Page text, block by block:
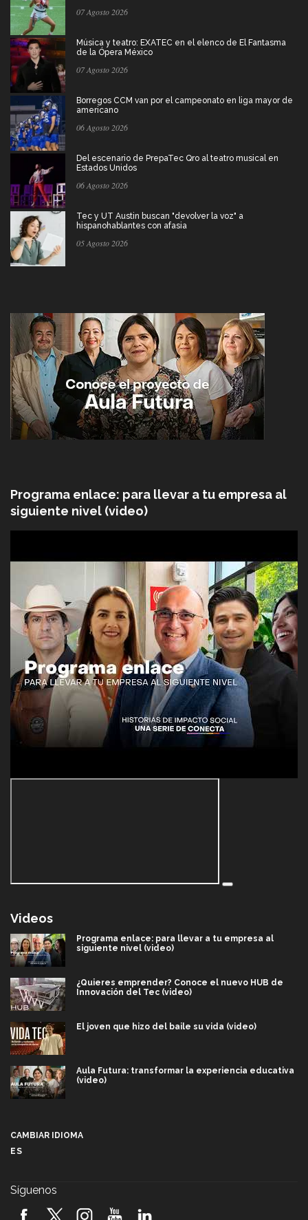
07 Agosto 2026
Música y teatro: EXATEC en el elenco de El Fantasma
de la Ópera México
07 Agosto 2026
Borregos CCM van por el campeonato en liga mayor de
americano
06 Agosto 2026
Del escenario de PrepaTec Qro al teatro musical en
Estados Unidos
06 Agosto 2026
Tec y UT Austin buscan "devolver la voz" a
hispanohablantes con afasia
05 Agosto 2026
Programa enlace: para llevar a tu empresa al
siguiente nivel (video)
Videos
Programa enlace: para llevar a tu empresa al
siguiente nivel (video)
¿Quieres emprender? Conoce el nuevo HUB de
Innovación del Tec (video)
El joven que hizo del baile su vida (video)
Aula Futura: transformar la experiencia educativa
(video)
2026! (video)
CAMBIAR IDIOMA
ES
Síguenos